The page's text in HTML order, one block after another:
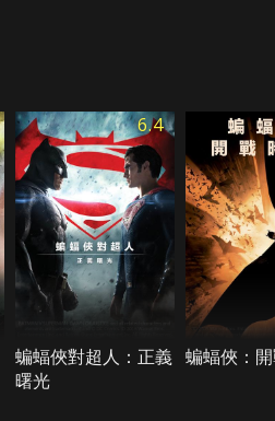
6.4
蝙蝠俠對超人：正義
曙光
蝙蝠俠：開